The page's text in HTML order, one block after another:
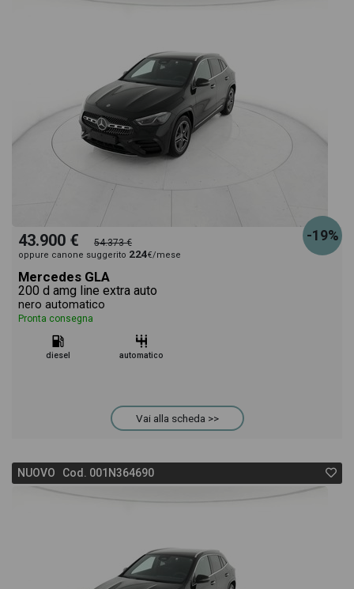
-19%
43.900 € 54.373 €
oppure canone suggerito 224€/mese
Mercedes GLA
200 d amg line extra auto
nero automatico
Pronta consegna
diesel automatico
Vai alla scheda >>
NUOVO Cod. 001N364690